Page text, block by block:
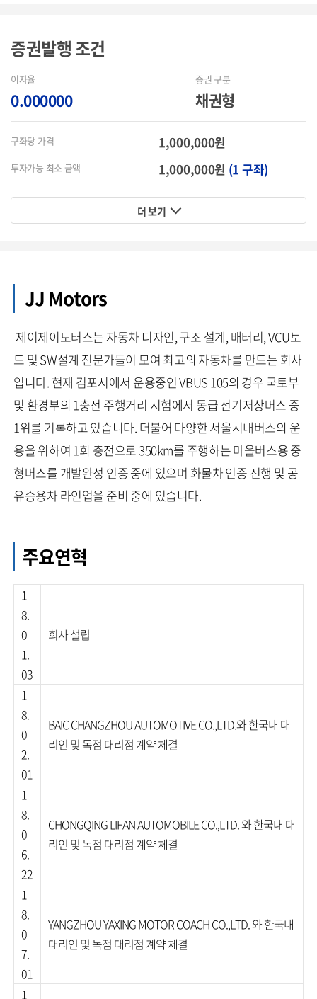
증권발행조건
이자율
0.000000
증권 구분
채권형
구좌당 가격 1,000,000원
투자가능 최소 금액 1,000,000원 (1 구좌)
더 보기
JJ Motors
제이제이모터스는 자동차 디자인, 구조 설계, 배터리, VCU보
드 및 SW설계 전문가들이 모여 최고의 자동차를 만드는 회사
입니다. 현재 김포시에서 운용중인 VBUS 105의 경우 국토부
및 환경부의 1충전 주행거리 시험에서 동급 전기저상버스 중
1위를 기록하고 있습니다. 더불어 다양한 서울시내버스의 운
용을 위하여 1회 충전으로 350km를 주행하는 마을버스용 중
형버스를 개발완성 인증 중에 있으며 화물차 인증 진행 및 공
유승용차 라인업을 준비 중에 있습니다.
주요연혁
1
8.
0
1.
03
회사 설립
1
8.
0
2.
01
BAIC CHANGZHOU AUTOMOTIVE CO.,LTD.와 한국내 대
리인 및 독점 대리점 계약 체결
1
8.
0
6.
22
CHONGQING LIFAN AUTOMOBILE CO.,LTD. 와 한국내 대
리인 및 독점 대리점 계약 체결
1
8.
0
7.
01
YANGZHOU YAXING MOTOR COACH CO.,LTD. 와 한국내
대리인 및 독점 대리점 계약 체결
1